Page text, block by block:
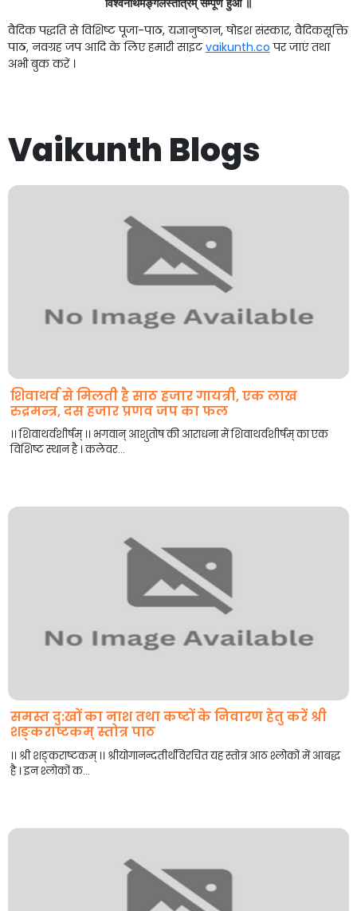
विश्वनाथमङ्गलस्तोत्रम् सम्पूर्ण हुआ ॥
वैदिक पद्धति से विशिष्ट पूजा-पाठ, यज्ञानुष्ठान, षोडश संस्कार, वैदिकसूक्ति
पाठ, नवग्रह जप आदि के लिए हमारी साइटvaikunth.co पर जाएं तथा
अभी बुक करें ।
Vaikunth Blogs
शिवाथर्व से मिलती है साठ हजार गायत्री, एक लाख
रुद्रमन्त्र, दस हजार प्रणव जप का फल
।। शिवाथर्वशीर्षम् ।। भगवान् आशुतोष की आराधना में शिवाथर्वशीर्षम् का एक
विशिष्ट स्थान है । कलेवर...
समस्त दु:खों का नाश तथा कष्टों के निवारण हेतु करें श्री
शङ्कराष्टकम् स्तोत्र पाठ
।। श्री शङ्कराष्टकम् ।। श्रीयोगानन्दतीर्थविरचित यह स्तोत्र आठ श्लोकों में आबद्ध
है । इन श्लोकों क...